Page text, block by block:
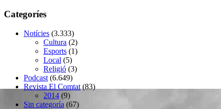
Categoríes
Notícies (3.333)
Cultura (2)
Esports (1)
Local (5)
Religió (3)
Podcast (6.649)
Revista El Comtat (83)
2014 (9)
Sin categoría (67)